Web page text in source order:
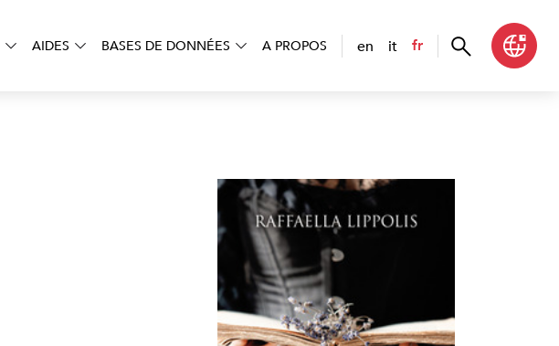
AIDES BASES DE DONNÉES A PROPOS en it fr